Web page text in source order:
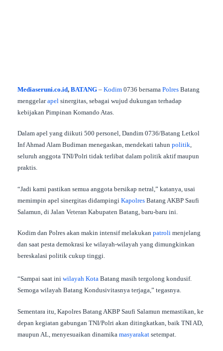
Mediaseruni.co.id, BATANG – Kodim 0736 bersama Polres Batang
menggelarapel sinergitas, sebagai wujud dukungan terhadap
kebijakan Pimpinan Komando Atas.
Dalam apel yang diikuti 500 personel, Dandim 0736/Batang Letkol
Inf Ahmad Alam Budiman menegaskan, mendekati tahun politik,
seluruh anggota TNI/Polri tidak terlibat dalam politik aktif maupun
praktis.
“Jadi kami pastikan semua anggota bersikap netral,” katanya, usai
memimpin apel sinergitas didampingi Kapolres Batang AKBP Saufi
Salamun, di Jalan Veteran Kabupaten Batang, baru-baru ini.
Kodim dan Polres akan makin intensif melakukan patroli menjelang
dan saat pesta demokrasi ke wilayah-wilayah yang dimungkinkan
bereskalasi politik cukup tinggi.
“Sampai saat ini wilayah Kota Batang masih tergolong kondusif.
Semoga wilayah Batang Kondusivitasnya terjaga,” tegasnya.
Sementara itu, Kapolres Batang AKBP Saufi Salamun memastikan, ke
depan kegiatan gabungan TNI/Polri akan ditingkatkan, baik TNI AD,
maupun AL, menyesuaikan dinamika masyarakat setempat.